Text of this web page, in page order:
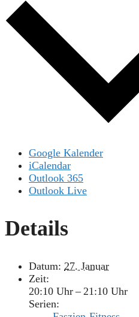
Google Kalender
iCalendar
Outlook 365
Outlook Live
Details
Datum: 27. Januar
Zeit:
20:10 Uhr – 21:10 Uhr
Serien: